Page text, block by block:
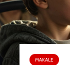
MAKALE